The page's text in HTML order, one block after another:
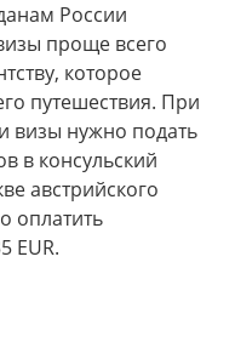
России
проще всего
которое
путешествия. При
визы нужно подать
в консульский
австрийского
оплатить
EUR.